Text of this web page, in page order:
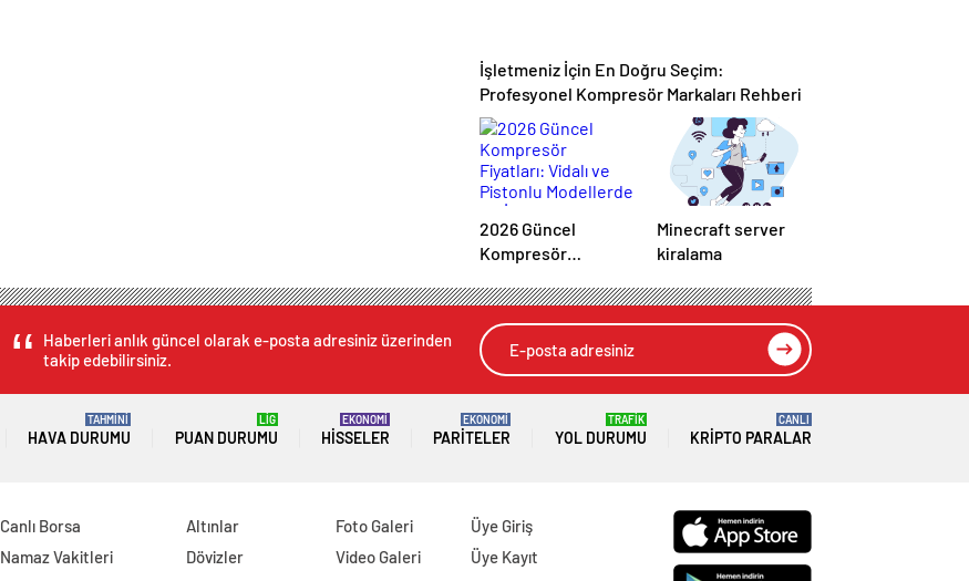
İşletmeniz İçin En Doğru Seçim:
Profesyonel Kompresör Markaları Rehberi
2026 Güncel
Kompresör
Pistonlu Modellerde
En İyi Teklifler
Minecraft server
kiralama
Haberleri anlık güncel olarak e-posta adresiniz üzerinden
takip edebilirsiniz.
HAVA DURUMU
TAHMİNİ
PUAN DURUMU
LİG
HISSELER
EKONOMİ
PARITELER
EKONOMİ
YOL DURUMU
TRAFİK
KRIPTO PARALAR
CANLI
Canlı Borsa
Namaz Vakitleri
Altınlar
Dövizler
Foto Galeri
Video Galeri
Üye Giriş
Üye Kayıt